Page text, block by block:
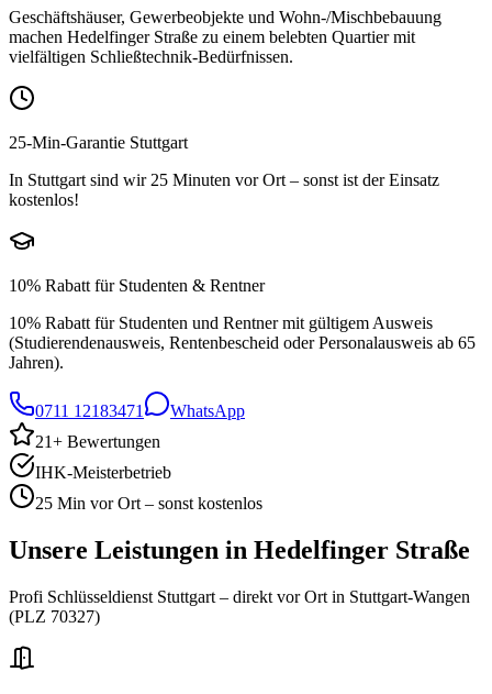
Geschäftshäuser, Gewerbeobjekte und Wohn-/Mischbebauung
machen Hedelfinger Straße zu einem belebten Quartier mit
vielfältigen Schließtechnik-Bedürfnissen.
25-Min-Garantie Stuttgart
In Stuttgart sind wir 25 Minuten vor Ort – sonst ist der Einsatz
kostenlos!
10% Rabatt für Studenten & Rentner
10% Rabatt für Studenten und Rentner mit gültigem Ausweis
(Studierendenausweis, Rentenbescheid oder Personalausweis ab 65
Jahren).
0711 12183471
WhatsApp
21+ Bewertungen
IHK-Meisterbetrieb
25 Min vor Ort – sonst kostenlos
Unsere Leistungen in Hedelfinger Straße
Profi Schlüsseldienst Stuttgart – direkt vor Ort in Stuttgart-Wangen
(PLZ 70327)